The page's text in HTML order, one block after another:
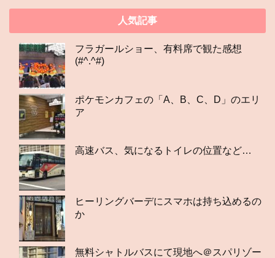
人気記事
フラガールショー、有料席で観た感想
(#^.^#)
ポケモンカフェの「A、B、C、D」のエリ
ア
高速バス、気になるトイレの位置など…
ヒーリングバーデにスマホは持ち込めるの
か
無料シャトルバスにて現地へ＠スパリゾー